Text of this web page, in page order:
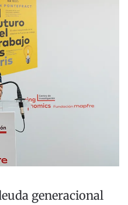
generacional